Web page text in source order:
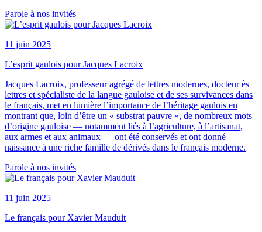
Parole à nos invités
11 juin 2025
L’esprit gaulois pour Jacques Lacroix
Jacques Lacroix, professeur agrégé de lettres modernes, docteur ès
lettres et spécialiste de la langue gauloise et de ses survivances dans
le français, met en lumière l’importance de l’héritage gaulois en
montrant que, loin d’être un « substrat pauvre », de nombreux mots
d’origine gauloise — notamment liés à l’agriculture, à l’artisanat,
aux armes et aux animaux — ont été conservés et ont donné
naissance à une riche famille de dérivés dans le français moderne.
Parole à nos invités
11 juin 2025
Le français pour Xavier Mauduit